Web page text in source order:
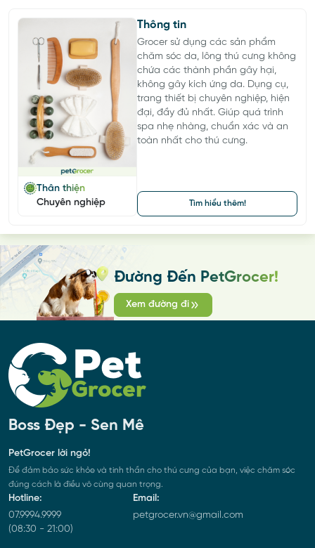
Thân thiện
Chuyên nghiệp
Thông tin
Grocer sử dụng các sản phẩm
chăm sóc da, lông thú cưng không
chứa các thành phần gây hại,
không gây kích ứng da. Dụng cụ,
trang thiết bị chuyên nghiệp, hiện
đại, đầy đủ nhất. Giúp quá trình
spa nhẹ nhàng, chuẩn xác và an
toàn nhất cho thú cưng.
Tìm hiểu thêm!
Đường Đến PetGrocer!
Xem đường đi
Boss Đẹp - Sen Mê
PetGrocer lời ngỏ!
Để đảm bảo sức khỏe và tinh thần cho thú cưng của bạn, việc chăm sóc
đúng cách là điều vô cùng quan trọng.
Hotline:
07.9994.9999
(08:30 - 21:00)
Email:
petgrocer.vn@gmail.com